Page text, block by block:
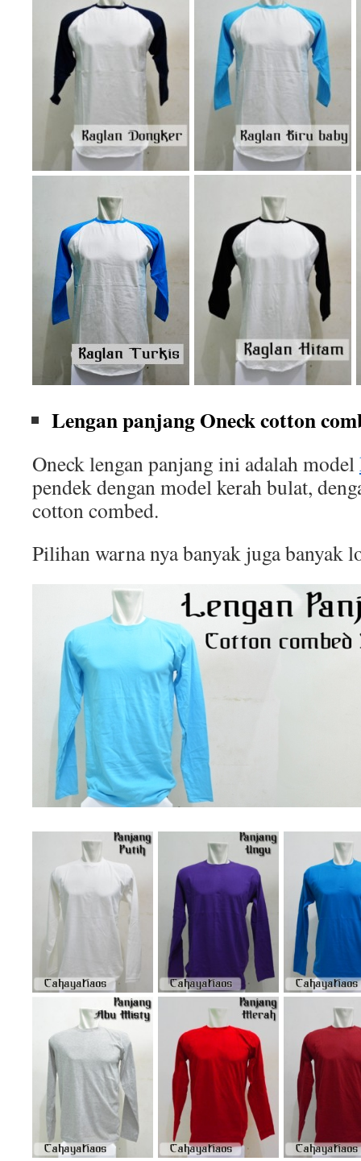
Lengan panjang Oneck cotton
Oneck lengan panjang ini adalah model
pendek dengan model kerah bulat,
cotton combed.
Pilihan warna nya banyak juga banyak